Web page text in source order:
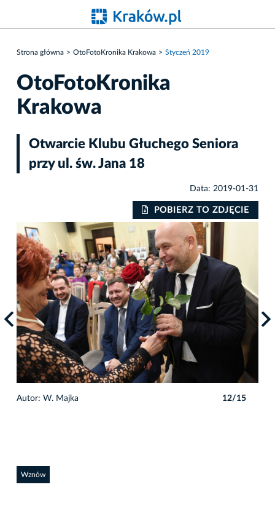
Strona główna OtoFotoKronika Krakowa Styczeń 2019
OtoFotoKronika
Krakowa
Otwarcie Klubu Głuchego Seniora
przy ul. św. Jana 18
Data: 2019-01-31
POBIERZ TO ZDJĘCIE
Autor: W. Majka 12/15
Wznów